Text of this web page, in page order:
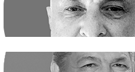
ENDER EREN
Mısır’dan Kanada’ya,
Montreal’e Umutlar
KADİR DADAN